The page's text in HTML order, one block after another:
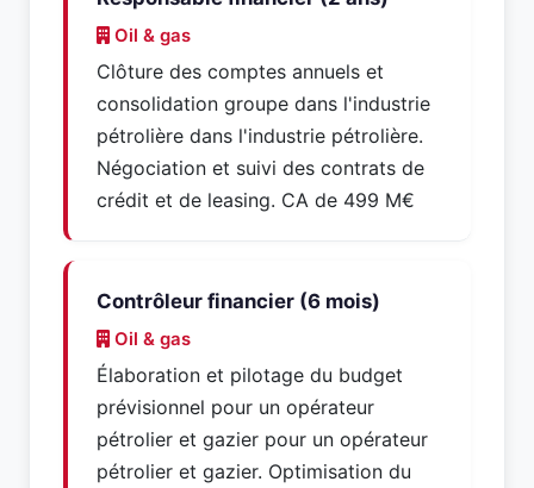
Oil & gas
Clôture des comptes annuels et
consolidation groupe dans l'industrie
pétrolière dans l'industrie pétrolière.
Négociation et suivi des contrats de
crédit et de leasing. CA de 499 M€
Contrôleur financier (6 mois)
Oil & gas
Élaboration et pilotage du budget
prévisionnel pour un opérateur
pétrolier et gazier pour un opérateur
pétrolier et gazier. Optimisation du